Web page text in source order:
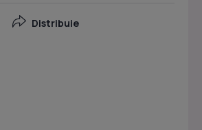
Distribuie